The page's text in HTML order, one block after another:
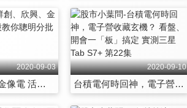
2020-09-03
群創、欣興、金像電 活潑低價股教你聰明分批買 第21集
2020-09-10
台積電何時回神，電子營收藏玄機？ 看盤、開會一「板」搞定 實測三星Tab S7+ 第22集